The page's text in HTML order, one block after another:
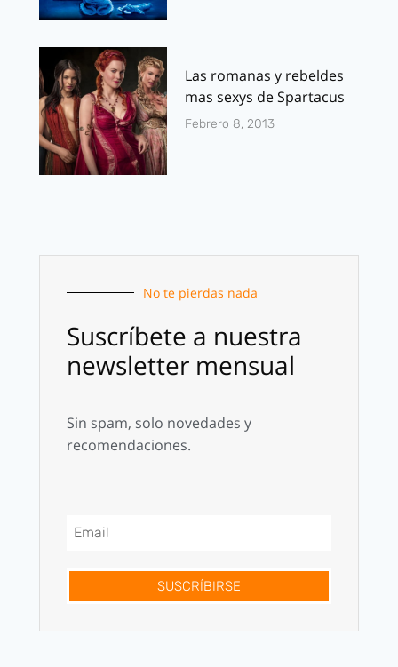
Las romanas y rebeldes
mas sexys de Spartacus
Febrero 8, 2013
No te pierdas nada
Suscríbete a nuestra
newsletter mensual
Sin spam, solo novedades y
recomendaciones.
SUSCRÍBIRSE